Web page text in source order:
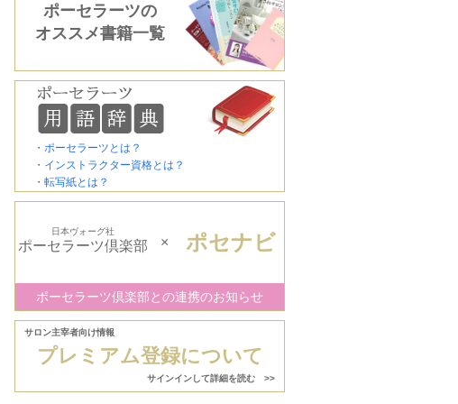
ポーセラーツの
オススメ書籍一覧
・ ポーセラーツとは？
・ インストラクター資格とは？
・ 転写紙とは？
日本ヴォーグ社
ポーセラーツ倶楽部 × ポセナビ
ポーセラーツ倶楽部との連携のお知らせ
サロン主宰者向け情報
プレミアム登録について
サインインして詳細を読む >>